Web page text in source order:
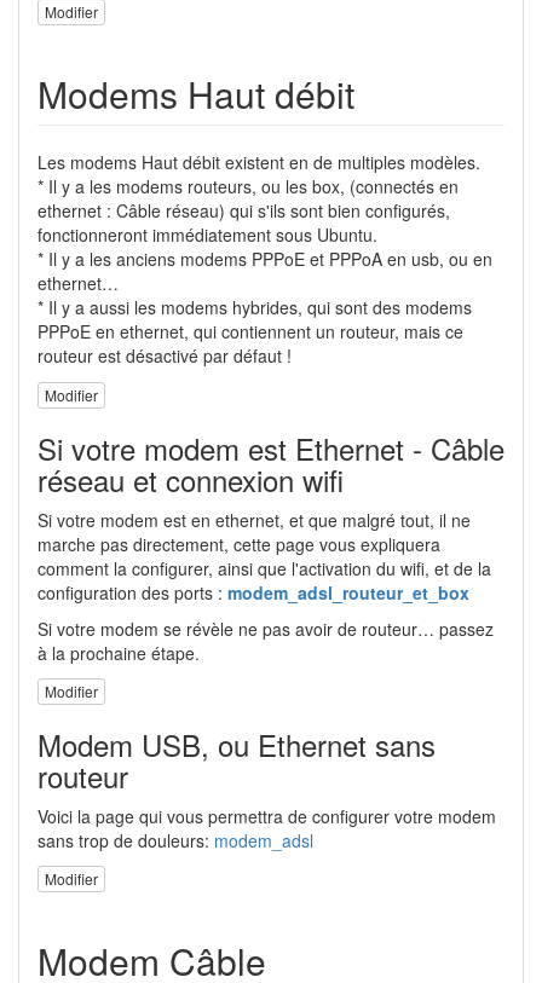
Modifier
Modems Haut débit
Les modems Haut débit existent en de multiples modèles.
* Il y a les modems routeurs, ou les box, (connectés en
ethernet : Câble réseau) qui s'ils sont bien configurés,
fonctionneront immédiatement sous Ubuntu.
* Il y a les anciens modems PPPoE et PPPoA en usb, ou en
ethernet…
* Il y a aussi les modems hybrides, qui sont des modems
PPPoE en ethernet, qui contiennent un routeur, mais ce
routeur est désactivé par défaut !
Modifier
Si votre modem est Ethernet - Câble
réseau et connexion wifi
Si votre modem est en ethernet, et que malgré tout, il ne
marche pas directement, cette page vous expliquera
comment la configurer, ainsi que l'activation du wifi, et de la
configuration des ports : modem_adsl_routeur_et_box
Si votre modem se révèle ne pas avoir de routeur… passez
à la prochaine étape.
Modifier
Modem USB, ou Ethernet sans
routeur
Voici la page qui vous permettra de configurer votre modem
sans trop de douleurs: modem_adsl
Modifier
Modem Câble